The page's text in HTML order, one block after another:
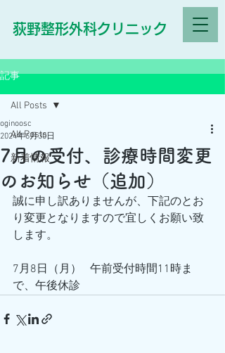
荻野整形外科クリニック
記事
All Posts
新着情報
All Posts
7月の受付、診療時間変更
のお知らせ（追加）
oginoosc
2024年6月30日
誠に申し訳ありませんが、下記のとお
り変更となりますので宜しくお願い致
します。
7月8日（月）   午前受付時間11時ま
で、午後休診